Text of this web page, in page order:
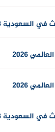
السعودية 1448
2026
2026
السعودية 1448